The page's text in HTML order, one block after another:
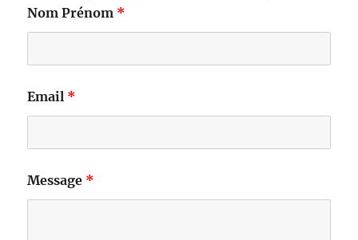
Nom Prénom *
Email *
Message *